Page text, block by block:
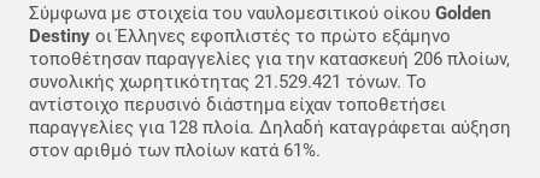
Σύμφωνα με στοιχεία του ναυλομεσιτικού οίκου Golden
Destiny οι Έλληνες εφοπλιστές το πρώτο εξάμηνο
τοποθέτησαν παραγγελίες για την κατασκευή 206 πλοίων,
συνολικής χωρητικότητας 21.529.421 τόνων. Το
αντίστοιχο περυσινό διάστημα είχαν τοποθετήσει
παραγγελίες για 128 πλοία. Δηλαδή καταγράφεται αύξηση
στον αριθμό των πλοίων κατά 61%.